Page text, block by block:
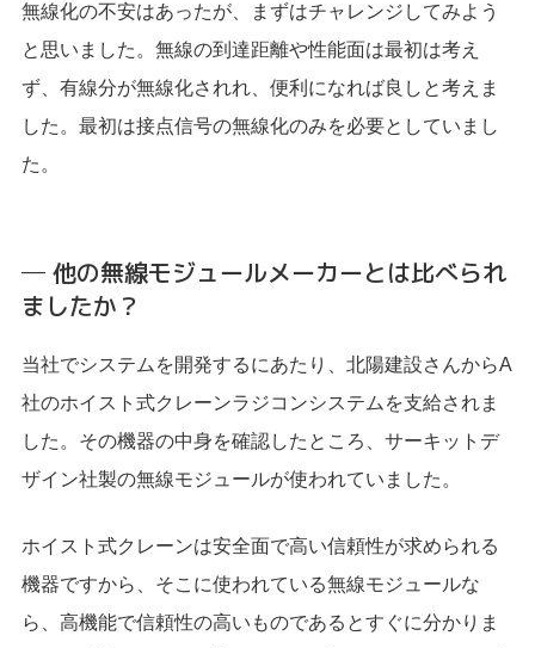
無線化の不安はあったが、まずはチャレンジしてみよう
と思いました。無線の到達距離や性能面は最初は考え
ず、有線分が無線化されれ、便利になれば良しと考えま
した。最初は接点信号の無線化のみを必要としていまし
た。
─ 他の無線モジュールメーカーとは比べられ
ましたか？
当社でシステムを開発するにあたり、北陽建設さんからA
社のホイスト式クレーンラジコンシステムを支給されま
した。その機器の中身を確認したところ、サーキットデ
ザイン社製の無線モジュールが使われていました。
ホイスト式クレーンは安全面で高い信頼性が求められる
機器ですから、そこに使われている無線モジュールな
ら、高機能で信頼性の高いものであるとすぐに分かりま